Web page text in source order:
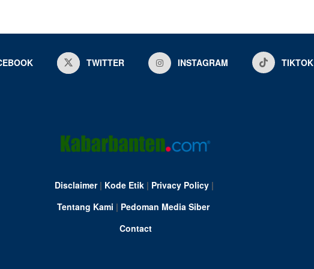
TWITTER INSTAGRAM TIKTOK
Disclaimer| Kode Etik | Privacy Policy |
Tentang Kami | Pedoman Media Siber
Contact